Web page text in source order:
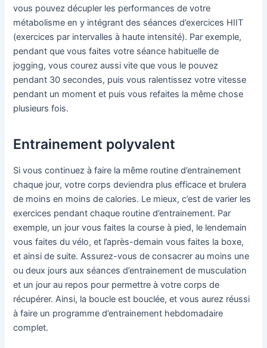
vous pouvez décupler les performances de votre
métabolisme en y intégrant des séances d’exercices HIIT
(exercices par intervalles à haute intensité). Par exemple,
pendant que vous faites votre séance habituelle de
jogging, vous courez aussi vite que vous le pouvez
pendant 30 secondes, puis vous ralentissez votre vitesse
pendant un moment et puis vous refaites la même chose
plusieurs fois.
Entrainement polyvalent
Si vous continuez à faire la même routine d’entrainement
chaque jour, votre corps deviendra plus efficace et brulera
de moins en moins de calories. Le mieux, c’est de varier les
exercices pendant chaque routine d’entrainement. Par
exemple, un jour vous faites la course à pied, le lendemain
vous faites du vélo, et l’après-demain vous faites la boxe,
et ainsi de suite. Assurez-vous de consacrer au moins une
ou deux jours aux séances d’entrainement de musculation
et un jour au repos pour permettre à votre corps de
récupérer. Ainsi, la boucle est bouclée, et vous aurez réussi
à faire un programme d’entrainement hebdomadaire
complet.